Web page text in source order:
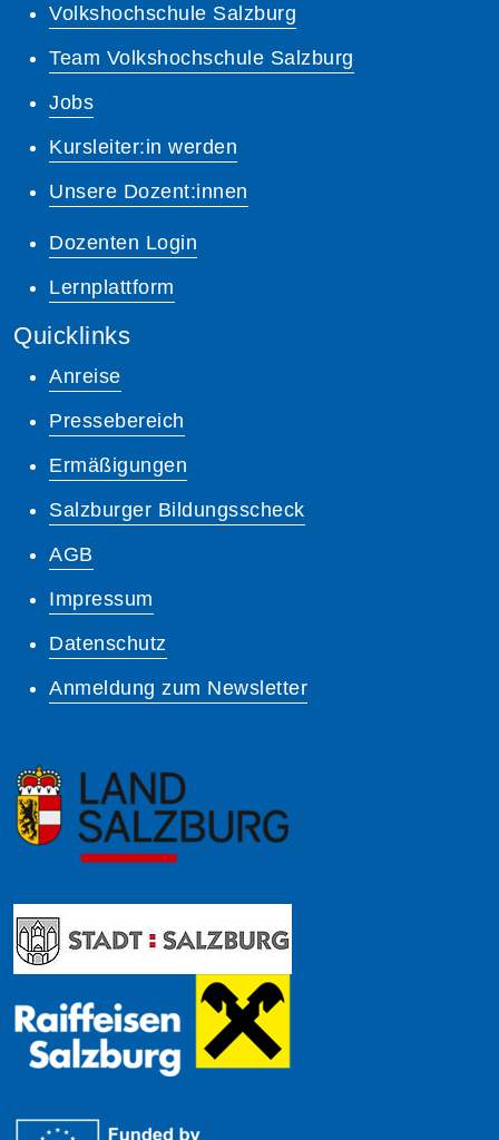
Volkshochschule Salzburg
Team Volkshochschule Salzburg
Jobs
Kursleiter:in werden
Unsere Dozent:innen
Dozenten Login
Lernplattform
Quicklinks
Anreise
Pressebereich
Ermäßigungen
Salzburger Bildungsscheck
AGB
Impressum
Datenschutz
Anmeldung zum Newsletter